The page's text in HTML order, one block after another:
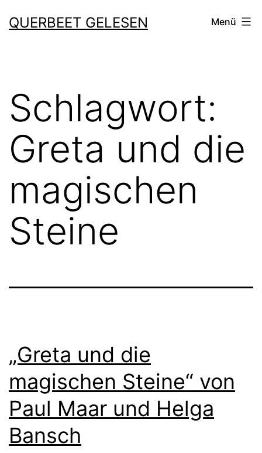
Inhalt
QUERBEET GELESEN Menü
Schlagwort:
Greta und die
magischen
Steine
„Greta und die
magischen Steine“ von
Paul Maar und Helga
Bansch